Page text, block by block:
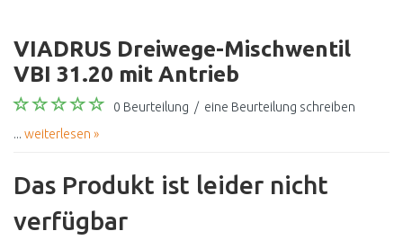
VIADRUS Dreiwege-Mischwentil
VBI 31.20 mit Antrieb
0 Beurteilung / eine Beurteilung schreiben
... weiterlesen »
Das Produkt ist leider nicht
verfügbar